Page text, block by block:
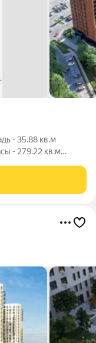
- 35.88 кв.м
- 279.22 кв.м
магистралей